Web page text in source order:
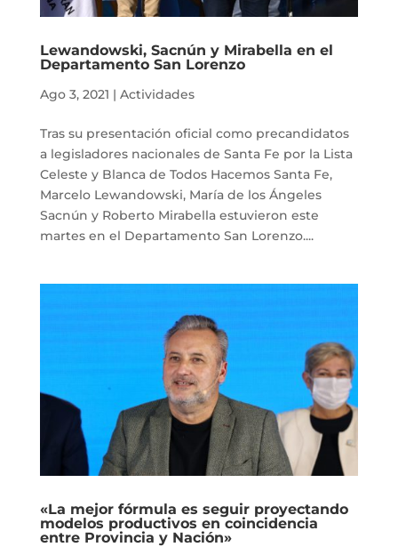
Lewandowski, Sacnún y Mirabella en el
Departamento San Lorenzo
Ago 3, 2021 | Actividades
Tras su presentación oficial como precandidatos
a legisladores nacionales de Santa Fe por la Lista
Celeste y Blanca de Todos Hacemos Santa Fe,
Marcelo Lewandowski, María de los Ángeles
Sacnún y Roberto Mirabella estuvieron este
martes en el Departamento San Lorenzo....
«La mejor fórmula es seguir proyectando
modelos productivos en coincidencia
entre Provincia y Nación»